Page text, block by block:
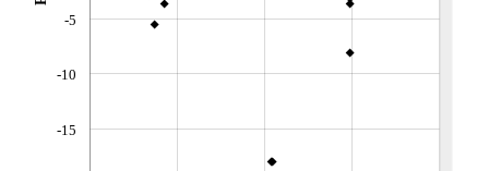
-15
-10
-5